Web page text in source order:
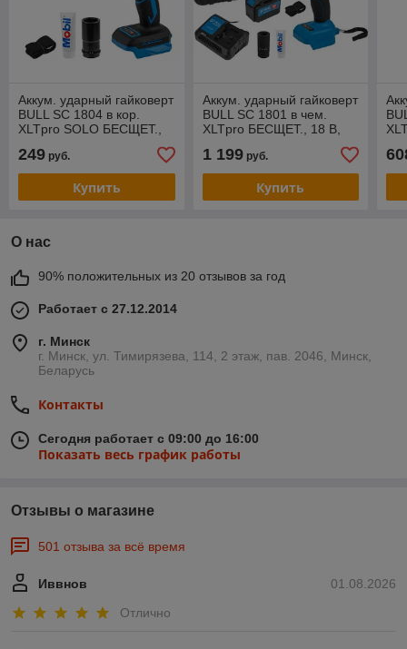
Аккум. ударный гайковерт
BULL SC 1804 в кор.
XLTpro SOLO БЕСЩЕТ.,
249 руб.
Купить
Аккум. ударный гайковерт
BULL SC 1801 в чем.
XLTpro БЕСЩЕТ., 18 В,
1000 Н*м, 3/4", 1х6 А*ч, з/
у 4 А
1 199руб.
Купить
4 А
О нас
90% положительных из 20 отзывов за год
Работает с 27.12.2014
г. Минск
г. Минск, ул. Тимирязева, 114, 2 этаж, пав. 2046, Минск,
Беларусь
Контакты
Сегодня работает с 09:00 до 16:00
Показать весь график работы
Отзывы о магазине
501 отзыва за всё время
01.08.2026
Иввнов
Отлично